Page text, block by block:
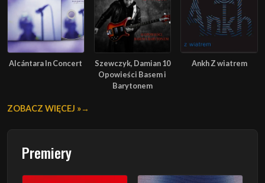
Alcántara In Concert
Szewczyk, Damian 10
Opowieści Basem i
Barytonem
Ankh Z wiatrem
ZOBACZ WIĘCEJ »
Premiery